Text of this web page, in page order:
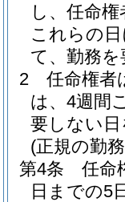
し、任命
これらの
て、勤務
2
任命権者
は、4週間
要しない
(正規の勤
第4条
任命
日までの5